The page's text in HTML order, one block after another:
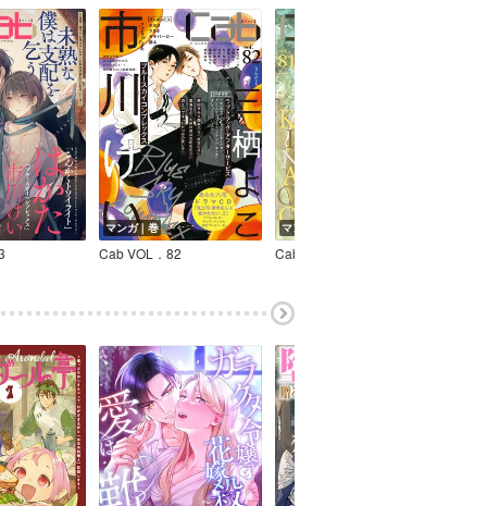
マンガ｜巻
Cab VOL．82
マンガ｜巻
Cab VOL．81